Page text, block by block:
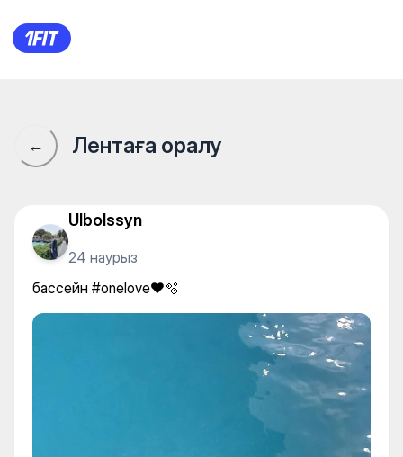
бассейн #onelove♥️🫧
← Лентаға оралу
Ulbolssyn
24 наурыз
бассейн #onelove♥️🫧